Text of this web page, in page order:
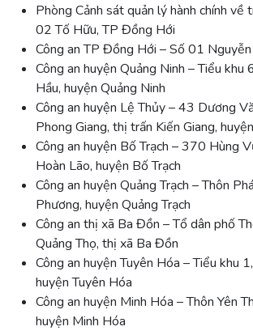
Phòng Cảnh sát quản lý hành chính về
02 Tố Hữu, TP Đồng Hới
Công an TP Đồng Hới – Số 01
Công an huyện Quảng Ninh – Tiểu khu
Hầu, huyện Quảng Ninh
Công an huyện Lệ Thủy – 43 Dương
Phong Giang, thị trấn Kiến Giang,
Công an huyện Bố Trạch – 370 Hùng
Hoàn Lão, huyện Bố Trạch
Công an huyện Quảng Trạch – Thôn
Phương, huyện Quảng Trạch
Công an thị xã Ba Đồn – Tổ dân phố
Quảng Thọ, thị xã Ba Đồn
Công an huyện Tuyên Hóa – Tiểu khu
huyện Tuyên Hóa
Công an huyện Minh Hóa – Thôn Yên
huyện Minh Hóa